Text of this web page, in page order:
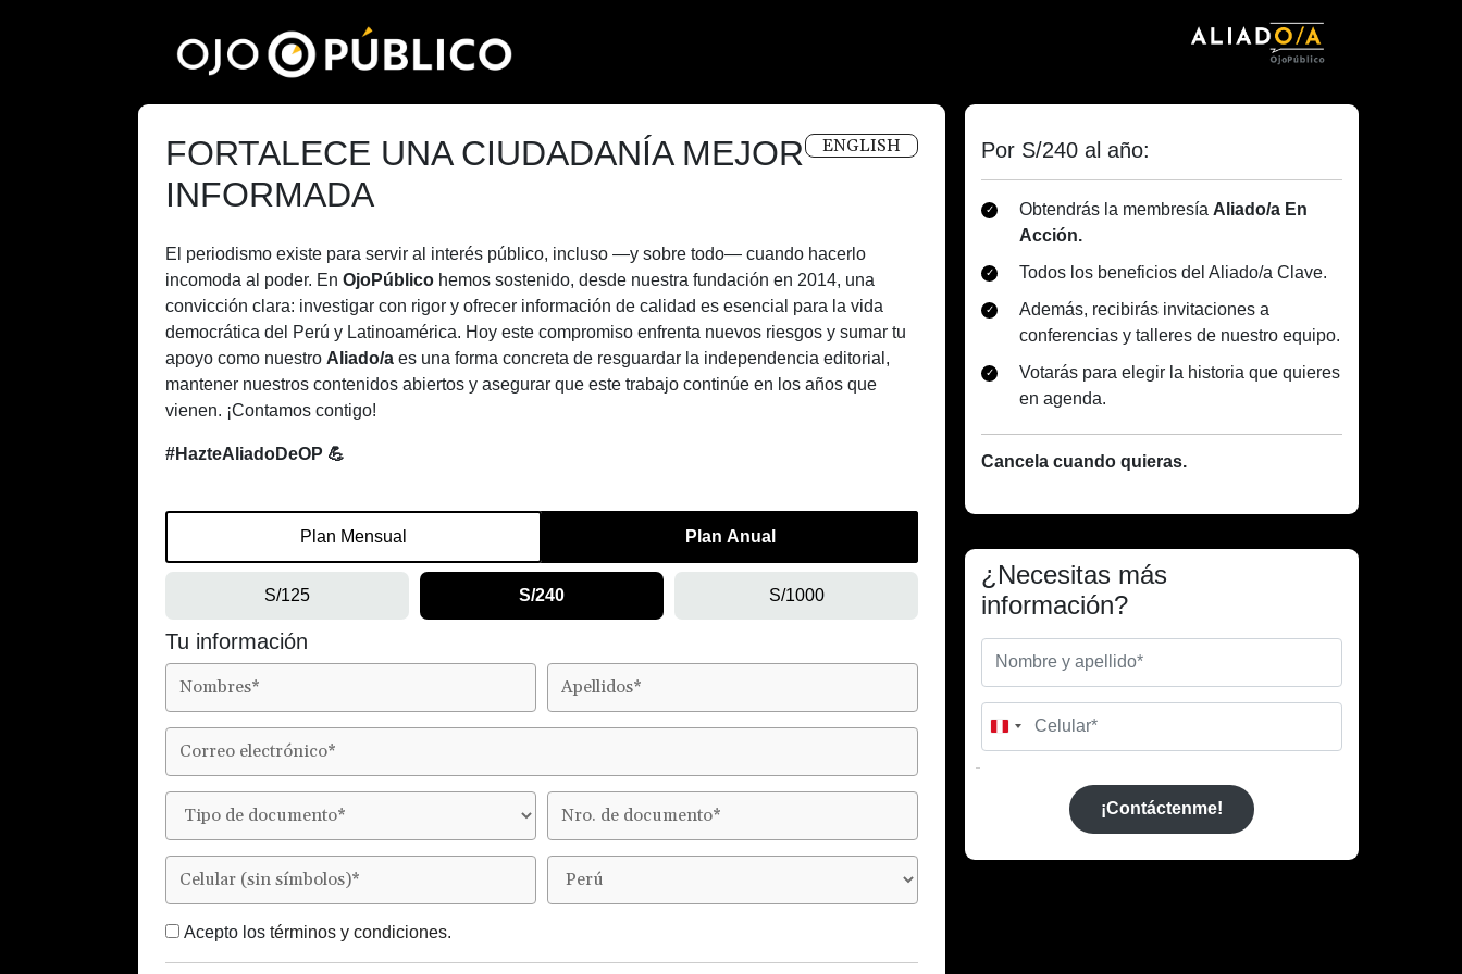
FORTALECE UNA CIUDADANÍA MEJOR
INFORMADA
ENGLISH
El periodismo existe para servir al interés público, incluso —y sobre todo— cuando hacerlo
incomoda al poder. En OjoPúblico hemos sostenido, desde nuestra fundación en 2014, una
convicción clara: investigar con rigor y ofrecer información de calidad es esencial para la vida
democrática del Perú y Latinoamérica. Hoy este compromiso enfrenta nuevos riesgos y sumar tu
apoyo como nuestro Aliado/a es una forma concreta de resguardar la independencia editorial,
mantener nuestros contenidos abiertos y asegurar que este trabajo continúe en los años que
vienen. ¡Contamos contigo!
#HazteAliadoDeOP 💪
Plan Mensual Plan Anual
S/125 S/240 S/1000
Tu información
Acepto los términos y condiciones.
Por S/240 al año:
Obtendrás la membresía Aliado/a En
Acción.
Todos los beneficios del Aliado/a Clave.
Además, recibirás invitaciones a
conferencias y talleres de nuestro equipo.
Votarás para elegir la historia que quieres
en agenda.
Cancela cuando quieras.
¿Necesitas más
información?
Peru
¡Contáctenme!